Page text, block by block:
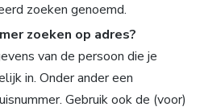
zoeken genoemd.
zoeken op adres?
van de persoon die je
in. Onder ander een
Gebruik ook de (voor)